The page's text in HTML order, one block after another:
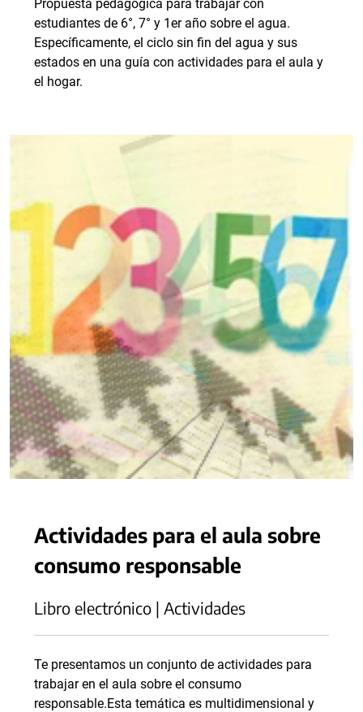
Propuesta pedagógica para trabajar con
estudiantes de 6°, 7° y 1er año sobre el agua.
Específicamente, el ciclo sin fin del agua y sus
estados en una guía con actividades para el aula y
el hogar.
Actividades para el aula sobre
consumo responsable
Libro electrónico | Actividades
Te presentamos un conjunto de actividades para
trabajar en el aula sobre el consumo
responsable.Esta temática es multidimensional y